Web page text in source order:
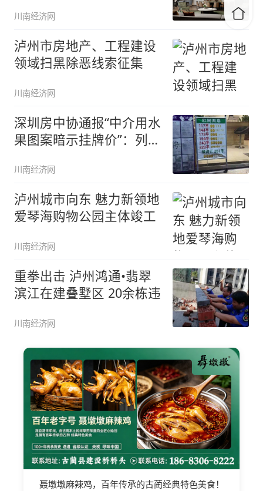
川南经济网
泸州市房地产、工程建设
领域扫黑除恶线索征集
川南经济网
深圳房中协通报“中介用水
果图案暗示挂牌价”：列入
川南经济网
泸州城市向东 魅力新领地
爱琴海购物公园主体竣工
川南经济网
重拳出击 泸州鸿通•翡翠
滨江在建叠墅区 20余栋违
川南经济网
聂墩墩麻辣鸡，百年传承的古蔺经典特色美食！